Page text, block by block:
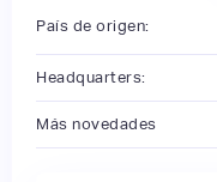
País de origen:
Headquarters:
Más novedades